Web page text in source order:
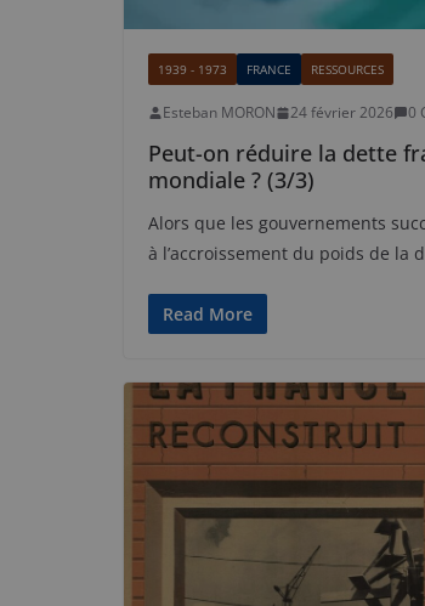
1939 - 1973 FRANCE RESSOURCES
Esteban MORON 24 février 2026 0
Peut-on réduire la dette
mondiale ? (3/3)
Alors que les gouvernements
à l’accroissement du poids de la
Read More